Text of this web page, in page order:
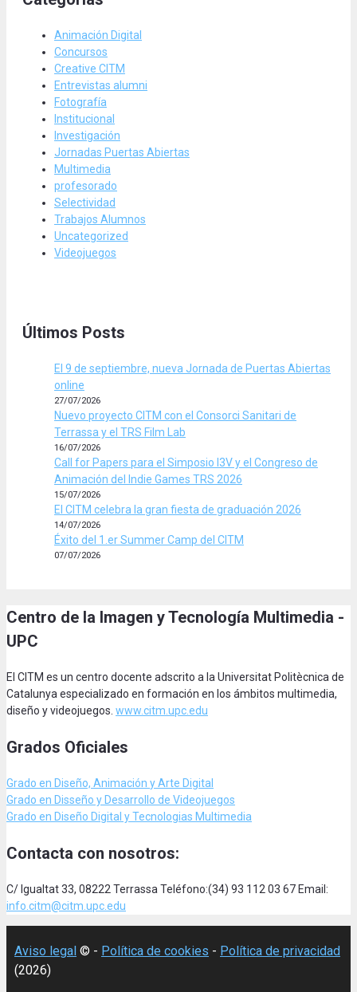
Animación Digital
Concursos
Creative CITM
Entrevistas alumni
Fotografía
Institucional
Investigación
Jornadas Puertas Abiertas
Multimedia
profesorado
Selectividad
Trabajos Alumnos
Uncategorized
Videojuegos
Últimos Posts
El 9 de septiembre, nueva Jornada de Puertas Abiertas
online
27/07/2026
Nuevo proyecto CITM con el Consorci Sanitari de
Terrassa y el TRS Film Lab
16/07/2026
Call for Papers para el Simposio I3V y el Congreso de
Animación del Indie Games TRS 2026
15/07/2026
El CITM celebra la gran fiesta de graduación 2026
14/07/2026
Éxito del 1.er Summer Camp del CITM
07/07/2026
Centro de la Imagen y Tecnología Multimedia -
UPC
El CITM es un centro docente adscrito a la Universitat Politècnica de
Catalunya especializado en formación en los ámbitos multimedia,
diseño y videojuegos. www.citm.upc.edu
Grados Oficiales
Grado en Diseño, Animación y Arte Digital
Grado en Disseño y Desarrollo de Videojuegos
Grado en Diseño Digital y Tecnologias Multimedia
Contacta con nosotros:
C/ Igualtat 33, 08222 Terrassa Teléfono:(34) 93 112 03 67 Email:
info.citm@citm.upc.edu
Aviso legal © - Política de cookies - Política de privacidad
(2026)